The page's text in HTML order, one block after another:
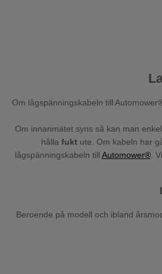
Om lågspänningskabeln till
Om innanmätet syns så kan man
hålla fukt ute. Om kabeln har
lågspänningskabeln till Automower®.
Beroende på modell och ibland